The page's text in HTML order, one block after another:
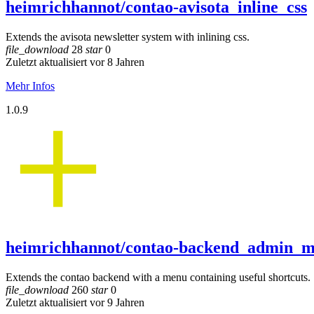
heimrichhannot/contao-avisota_inline_css
Extends the avisota newsletter system with inlining css.
file_download 28 star0
Zuletzt aktualisiert vor 8 Jahren
Mehr Infos
1.0.9
heimrichhannot/contao-
Extends the contao backend with a menu containing useful shortcuts.
file_download 260 star0
Zuletzt aktualisiert vor 9 Jahren